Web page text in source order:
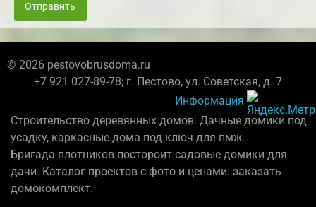
Отправить
© 2026 pestovobrusdoma.ru
+7 921 027-89-78; г. Пестово, ул. Советская, д. 7
Информация
Строительство деревянных домов: Дачные домики под
усадку, каркасные дома под ключ для пмж.
Бригада плотников постороит садовые домики для
дачи. Каталог проектов с фото и ценами: заказать
домокомплект.